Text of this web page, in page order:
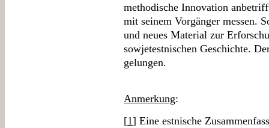
methodische Innovation
mit seinem Vorgänger messen.
und neues Material zur
sowjetestnischen Geschichte.
gelungen.
Anmerkung:
[1] Eine estnische